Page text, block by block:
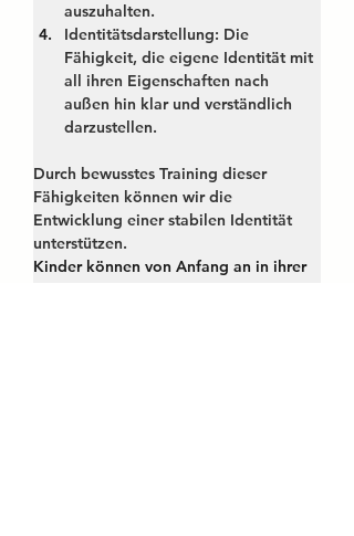
auszuhalten.
Identitätsdarstellung: Die
Fähigkeit, die eigene Identität mit
all ihren Eigenschaften nach
außen hin klar und verständlich
darzustellen.
Durch bewusstes Training dieser
Fähigkeiten können wir die
Entwicklung einer stabilen Identität
unterstützen.
Kinder können von Anfang an in ihrer